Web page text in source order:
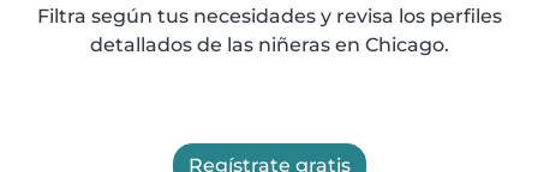
Filtra según tus necesidades y revisa los perfiles
detallados de las niñeras en Chicago.
Regístrate gratis